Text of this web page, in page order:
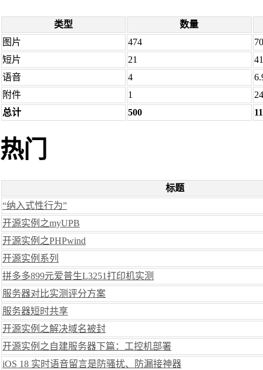
类型
数量
图片
474
短片
21
语音
4
附件
1
总计
500
热门
标题
“纳入式性行为”
开源实例之myUPB
开源实例之PHPwind
开源实例系列
拼多多899元爱普生L3251打印机实测
服务器对比实测评分方案
服务器短时共享
开源实例之解决域名被封
开源实例之自建服务器下篇：工控机部署
iOS 18 实时语音留言是防骚扰、防漏接神器